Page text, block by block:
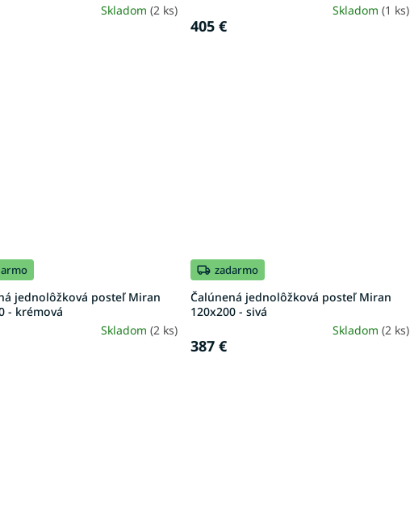
Skladom(2 ks)
Skladom (1 ks)
405 €
jednolôžková posteľ Miran
- krémová
Skladom(2 ks)
zadarmo
Čalúnená jednolôžková posteľ Miran
120x200 - sivá
Skladom (2 ks)
387 €